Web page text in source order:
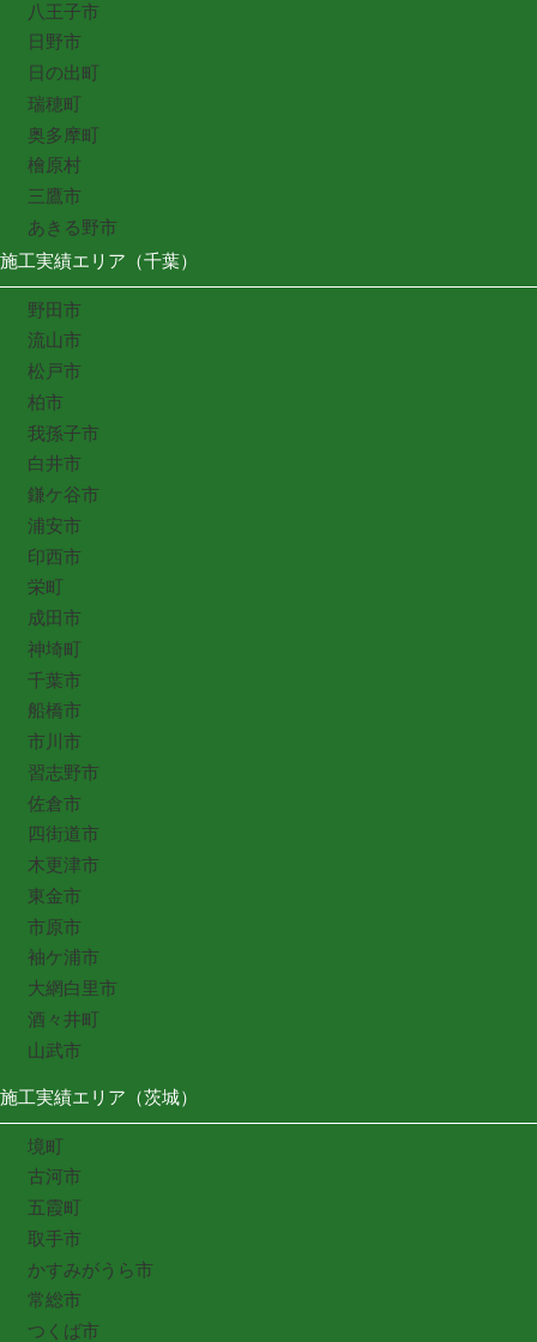
八王子市
日野市
日の出町
瑞穂町
奥多摩町
檜原村
三鷹市
あきる野市
施工実績エリア（千葉）
野田市
流山市
松戸市
柏市
我孫子市
白井市
鎌ケ谷市
浦安市
印西市
栄町
成田市
神埼町
千葉市
船橋市
市川市
習志野市
佐倉市
四街道市
木更津市
東金市
市原市
袖ケ浦市
大網白里市
酒々井町
山武市
施工実績エリア（茨城）
境町
古河市
五霞町
取手市
かすみがうら市
常総市
つくば市